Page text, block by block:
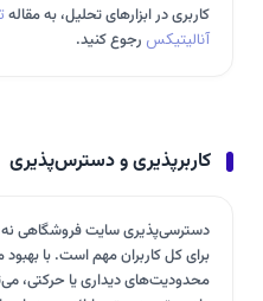
کاربری در ابزارهای تحلیل، به مقاله
آنالیتیکس رجوع کنید.
کاربرپذیری و دسترس‌پذیری
دسترسی‌پذیری سایت فروشگاهی نه
برای کل کاربران مهم است. با بهبود
محدودیت‌های دیداری یا حرکتی،